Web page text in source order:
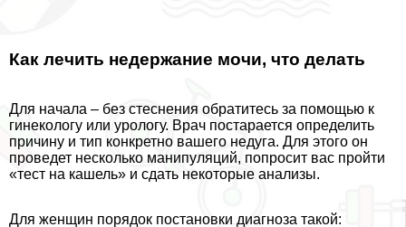
Как лечить недержание мочи, что делать
Для начала – без стеснения обратитесь за помощью к
гинекологу или урологу. Врач постарается определить
причину и тип конкретно вашего недуга. Для этого он
проведет несколько манипуляций, попросит вас пройти
«тест на кашель» и сдать некоторые анализы.
Для женщин порядок постановки диагноза такой: